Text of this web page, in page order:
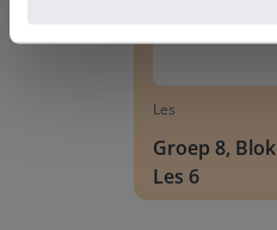
Les
Groep 8,
Les 6